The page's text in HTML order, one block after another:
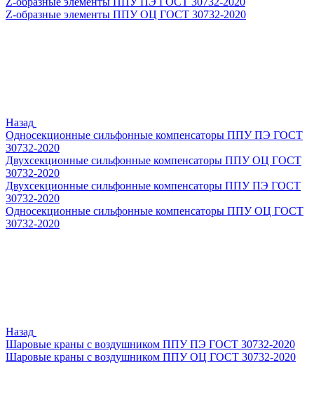
Z-образные элементы ППУ ОЦ ГОСТ 30732-2020
Назад
Односекционные сильфонные компенсаторы ППУ ПЭ ГОСТ
30732-2020
Двухсекционные сильфонные компенсаторы ППУ ОЦ ГОСТ
30732-2020
Двухсекционные сильфонные компенсаторы ППУ ПЭ ГОСТ
30732-2020
Односекционные сильфонные компенсаторы ППУ ОЦ ГОСТ
30732-2020
Назад
Шаровые краны с воздушником ППУ ПЭ ГОСТ 30732-2020
Шаровые краны с воздушником ППУ ОЦ ГОСТ 30732-2020